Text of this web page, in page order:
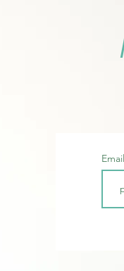
Email